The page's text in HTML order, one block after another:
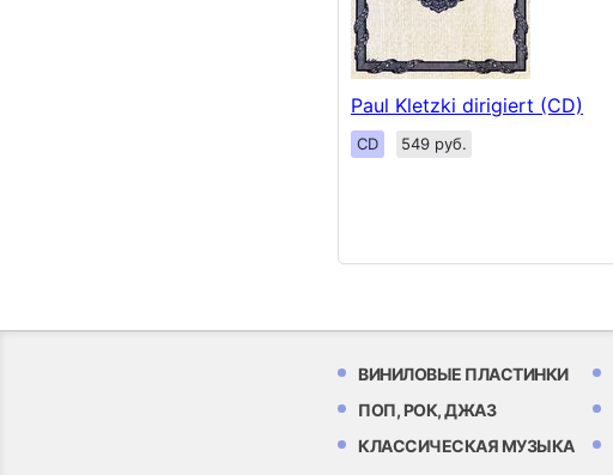
Paul Kletzki dirigiert (CD)
CD 549 руб.
ВИНИЛОВЫЕ ПЛАСТИНКИ
ПОП, РОК, ДЖАЗ
КЛАССИЧЕСКАЯ МУЗЫКА